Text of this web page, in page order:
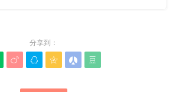
分享到：
    